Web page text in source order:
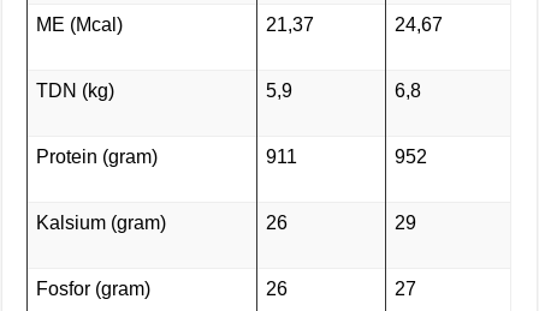
ME (Mcal) 21,37 24,67
TDN (kg) 5,9 6,8
Protein (gram) 911 952
Kalsium (gram) 26 29
Fosfor (gram) 26 27